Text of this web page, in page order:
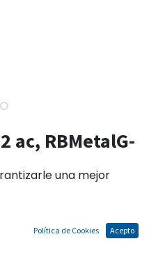
ac, RBMetalG-
PoE, L4
una mejor
Política de Cookies Acepto